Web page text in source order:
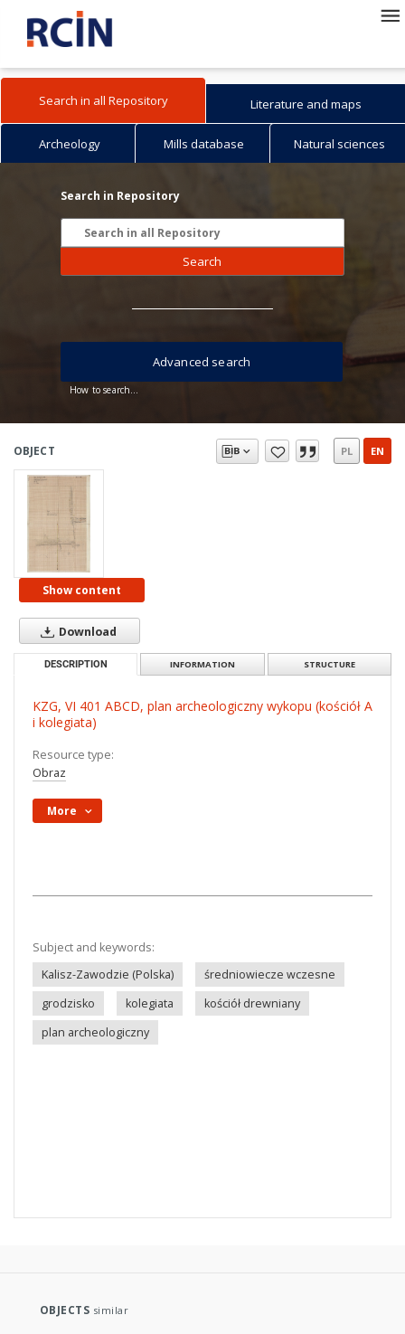
Search in all Repository Literature and maps
Archeology Mills database Natural sciences
Search in Repository
Search
How to search...
Advanced search
OBJECT PL EN
Show content
Download
DESCRIPTION INFORMATION STRUCTURE
KZG, VI 401 ABCD, plan archeologiczny wykopu (kościół A
i kolegiata)
Resource type:
Obraz
More
Subject and keywords:
Kalisz-Zawodzie (Polska)
średniowiecze wczesne
grodzisko
kolegiata
kościół drewniany
plan archeologiczny
OBJECTS similar